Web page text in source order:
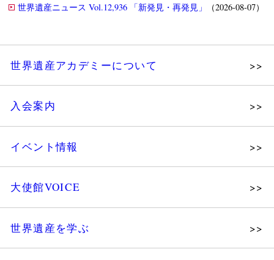
世界遺産ニュース Vol.12,936 「新発見・再発見」
（2026-08-07）
世界遺産アカデミーについて
組織図・役員
法人会員・協賛団体／公認団体
入会案内
イベント情報
大使館VOICE
世界遺産を学ぶ